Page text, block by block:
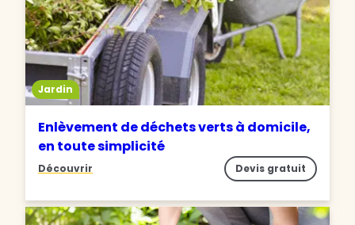
Jardin
Enlèvement de déchets verts à domicile,
en toute simplicité
Découvrir Devis gratuit